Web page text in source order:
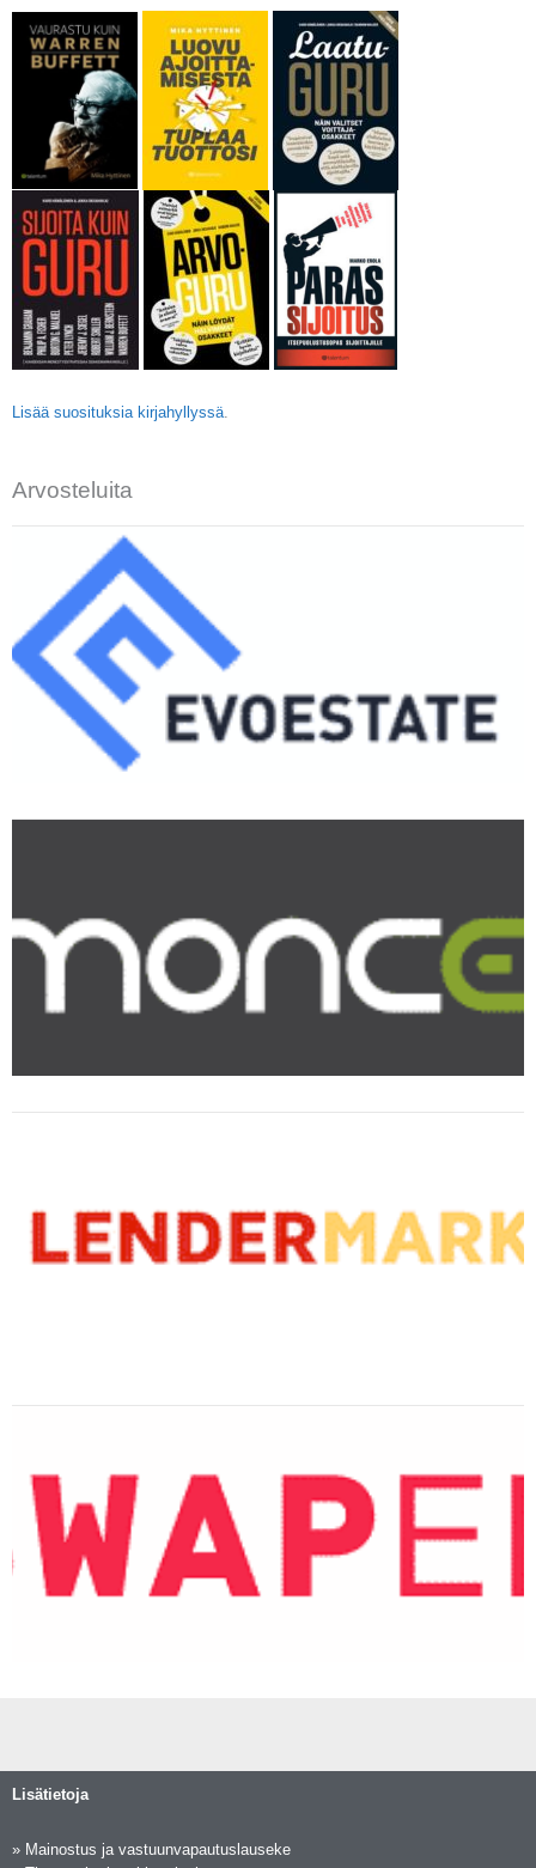
Lisää suosituksia kirjahyllyssä
Arvosteluita
Lisätietoja
» Mainostus ja vastuunvapautuslauseke